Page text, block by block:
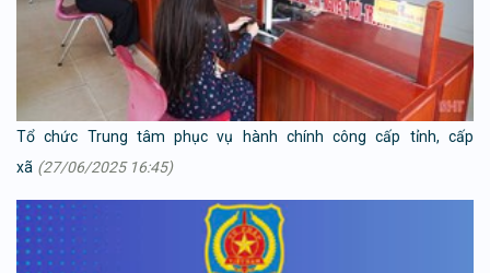
Tổ chức Trung tâm phục vụ hành chính công cấp tỉnh, cấp
xã (27/06/2025 16:45)